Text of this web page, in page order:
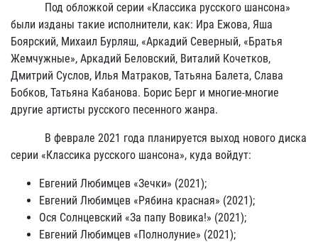
Под обложкой серии «Классика русского шансона»
были изданы такие исполнители, как: Ира Ежова, Яша
Боярский, Михаил Бурляш, «Аркадий Северный, «Братья
Жемчужные», Аркадий Беловский, Виталий Кочетков,
Дмитрий Суслов, Илья Матраков, Татьяна Балета, Слава
Бобков, Татьяна Кабанова. Борис Берг и многие-многие
другие артисты русского песенного жанра.
В феврале 2021 года планируется выход нового диска
серии «Классика русского шансона», куда войдут:
Евгений Любимцев «Зечки» (2021);
Евгений Любимцев «Рябина красная» (2021);
Ося Солнцевский «За папу Вовика!» (2021);
Евгений Любимцев «Полнолуние» (2021);